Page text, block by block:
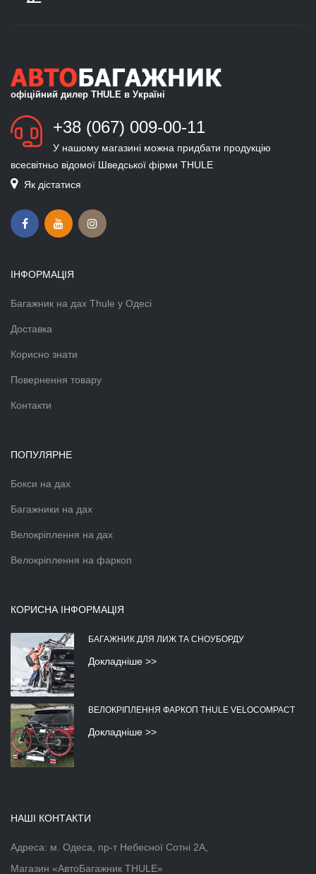
офіційний дилер THULE в Україні
+38 (067) 009-00-11
У нашому магазині можна придбати продукцію
всесвітньо відомої Шведської фірми THULE
Як дістатися
ІНФОРМАЦІЯ
Багажник на дах Thule у Одесі
Доставка
Корисно знати
Повернення товару
Контакти
ПОПУЛЯРНЕ
Бокси на дах
Багажники на дах
Велокріплення на дах
Велокріплення на фаркоп
КОРИСНА ІНФОРМАЦІЯ
БАГАЖНИК ДЛЯ ЛИЖ ТА СНОУБОРДУ
Докладніше >>
ВЕЛОКРІПЛЕННЯ ФАРКОП THULE VELOCOMPACT
Докладніше >>
НАШІ КОНТАКТИ
Адреса: м. Одеса, пр-т Небесної Сотні 2А,
Магазин «АвтоБагажник THULE»